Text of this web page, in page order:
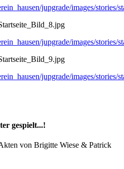
jupgrade/images/
jupgrade/images/
jupgrade/images/
gespielt...!
von Brigitte Wiese & Patrick